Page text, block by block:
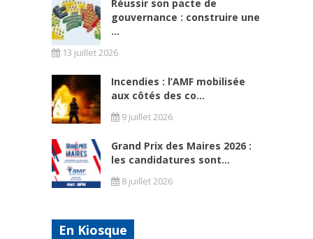
Réussir son pacte de
gouvernance : construire une
...
13 juillet 2026
Incendies : l’AMF mobilisée
aux côtés des co...
9 juillet 2026
Grand Prix des Maires 2026 :
les candidatures sont...
8 juillet 2026
En Kiosque